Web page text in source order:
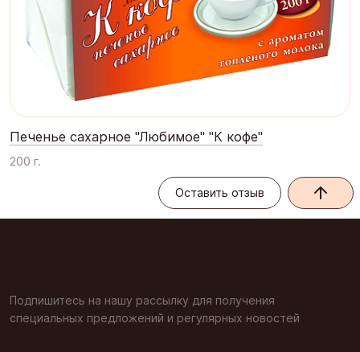
Печенье сахарное "Любимое" "К кофе"
200 г.
Оставить отзыв
Подпишитесь на нашу рассылку для получения
специальных предложений и регулярных новостей